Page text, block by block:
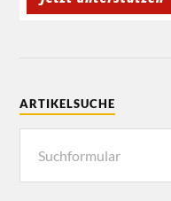
ARTIKELSUCHE